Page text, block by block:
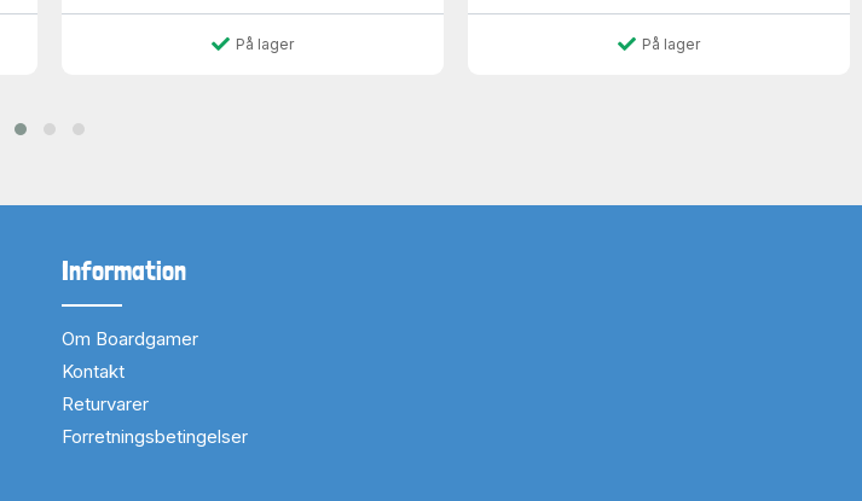
På lager På lager
Information
Om Boardgamer
Kontakt
Returvarer
Forretningsbetingelser